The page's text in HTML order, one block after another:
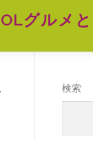
グルメ
検索